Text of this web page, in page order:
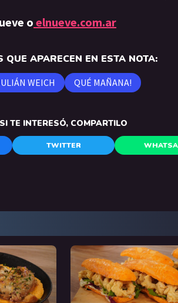
o elnueve.com.ar
QUE APARECEN EN ESTA NOTA:
WEICH QUÉ MAÑANA!
SI TE INTERESÓ, COMPARTILO
TWITTER